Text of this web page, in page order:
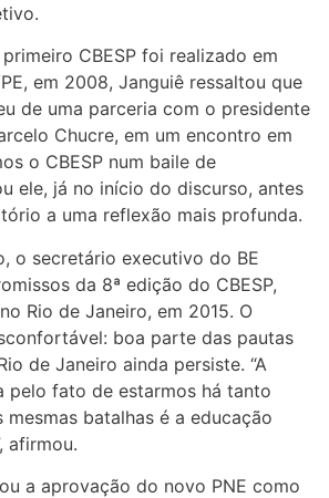
CBESP foi realizado em
em 2008, Janguiê ressaltou que
de uma parceria com o presidente
Chucre, em um encontro em
o CBESP num baile de
ele, já no início do discurso, antes
a uma reflexão mais profunda.
o secretário executivo do BE
da 8ª edição do CBESP,
Rio de Janeiro, em 2015. O
boa parte das pautas
de Janeiro ainda persiste. “A
pelo fato de estarmos há tanto
batalhas é a educação
afirmou.
a aprovação do novo PNE como